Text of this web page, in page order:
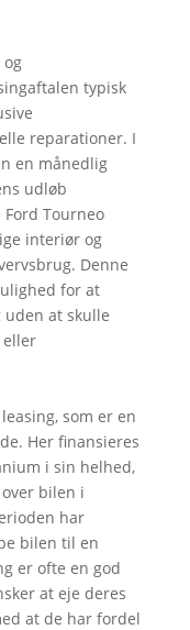
typisk
reparationer. I
en månedlig
udløb
Tourneo
interiør og
Denne
for at
at skulle
eller
som er en
Her finansieres
i sin helhed,
bilen i
har
bilen til en
er ofte en god
at eje deres
at de har fordel